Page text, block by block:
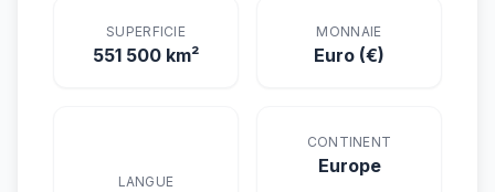
SUPERFICIE
551 500 km²
MONNAIE
Euro (€)
LANGUE
CONTINENT
Europe